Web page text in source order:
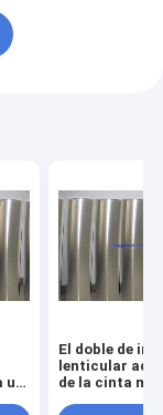
un
El doble de
lenticular
de la cinta